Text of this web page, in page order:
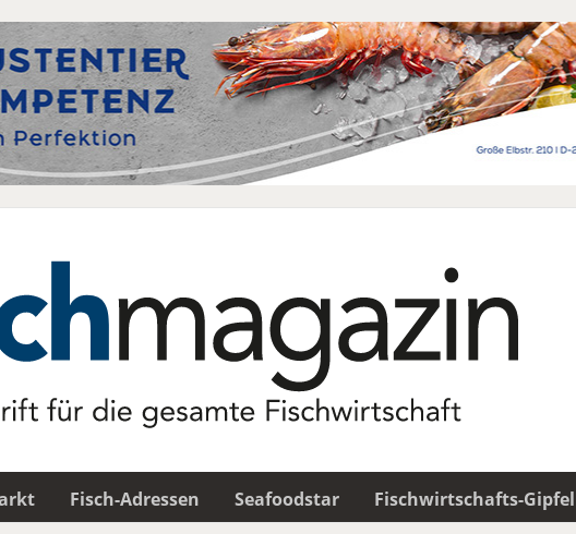
Fisch-Adressen Seafoodstar Fischwirtschafts-Gipfel